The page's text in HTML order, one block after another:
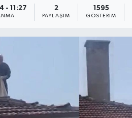
- 11:27 2
PAYLAŞIM
1595
GÖSTERIM